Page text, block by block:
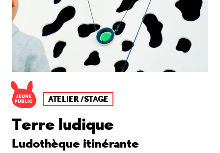
ATELIER /STAGE
Terre ludique
Ludothèque itinérante